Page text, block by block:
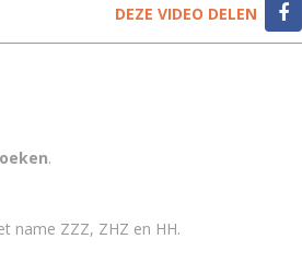
DEZE VIDEO DELEN
.
name ZZZ, ZHZ en HH.